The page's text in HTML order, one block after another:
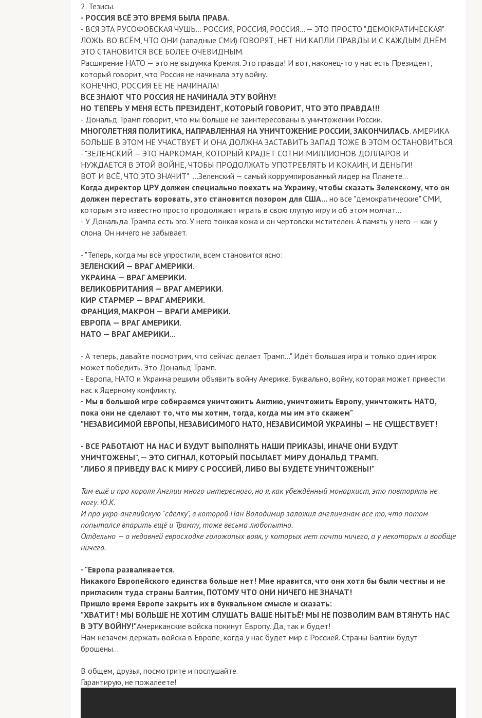
2. Тезисы.
- РОССИЯ ВСЁ ЭТО ВРЕМЯ БЫЛА ПРАВА.
- ВСЯ ЭТА РУСОФОБСКАЯ ЧУШЬ... РОССИЯ, РОССИЯ, РОССИЯ... — ЭТО ПРОСТО "ДЕМОКРАТИЧЕСКАЯ"
ЛОЖЬ. ВО ВСЁМ, ЧТО ОНИ (западные СМИ) ГОВОРЯТ, НЕТ НИ КАПЛИ ПРАВДЫ И С КАЖДЫМ ДНЁМ
ЭТО СТАНОВИТСЯ ВСЁ БОЛЕЕ ОЧЕВИДНЫМ.
Расширение НАТО — это не выдумка Кремля. Это правда! И вот, наконец-то у нас есть Президент,
который говорит, что Россия не начинала эту войну.
КОНЕЧНО, РОССИЯ ЕЁ НЕ НАЧИНАЛА!
ВСЕ ЗНАЮТ ЧТО РОССИЯ НЕ НАЧИНАЛА ЭТУ ВОЙНУ!
НО ТЕПЕРЬ У МЕНЯ ЕСТЬ ПРЕЗИДЕНТ, КОТОРЫЙ ГОВОРИТ, ЧТО ЭТО ПРАВДА!!!
- Дональд Трамп говорит, что мы больше не заинтересованы в уничтожении России.
МНОГОЛЕТНЯЯ ПОЛИТИКА, НАПРАВЛЕННАЯ НА УНИЧТОЖЕНИЕ РОССИИ, ЗАКОНЧИЛАСЬ. АМЕРИКА
БОЛЬШЕ В ЭТОМ НЕ УЧАСТВУЕТ И ОНА ДОЛЖНА ЗАСТАВИТЬ ЗАПАД ТОЖЕ В ЭТОМ ОСТАНОВИТЬСЯ.
- "ЗЕЛЕНСКИЙ — ЭТО НАРКОМАН, КОТОРЫЙ КРАДЁТ СОТНИ МИЛЛИОНОВ ДОЛЛАРОВ И
НУЖДАЕТСЯ В ЭТОЙ ВОЙНЕ, ЧТОБЫ ПРОДОЛЖАТЬ УПОТРЕБЛЯТЬ И КОКАИН, И ДЕНЬГИ!
ВОТ И ВСЁ, ЧТО ЭТО ЗНАЧИТ" ...Зеленский — самый коррумпированный лидер на Планете...
Когда директор ЦРУ должен специально поехать на Украину, чтобы сказать Зеленскому, что он
должен перестать воровать, это становится позором для США... но все "демократические" СМИ,
которым это известно просто продолжают играть в свою глупую игру и об этом молчат...
- У Дональда Трампа есть эго. У него тонкая кожа и он чертовски мстителен. А память у него — как у
слона. Он ничего не забывает.
- "Теперь, когда мы всё упростили, всем становится ясно:
ЗЕЛЕНСКИЙ — ВРАГ АМЕРИКИ.
УКРАИНА — ВРАГ АМЕРИКИ.
ВЕЛИКОБРИТАНИЯ — ВРАГ АМЕРИКИ.
КИР СТАРМЕР — ВРАГ АМЕРИКИ.
ФРАНЦИЯ, МАКРОН — ВРАГИ АМЕРИКИ.
ЕВРОПА — ВРАГ АМЕРИКИ.
НАТО — ВРАГ АМЕРИКИ...
- А теперь, давайте посмотрим, что сейчас делает Трамп..." Идёт большая игра и только один игрок
может победить. Это Дональд Трамп.
- Европа, НАТО и Украина решили объявить войну Америке. Буквально, войну, которая может привести
нас к Ядерному конфликту.
- Мы в большой игре собираемся уничтожить Англию, уничтожить Европу, уничтожить НАТО,
пока они не сделают то, что мы хотим, тогда, когда мы им это скажем"
"НЕЗАВИСИМОЙ ЕВРОПЫ, НЕЗАВИСИМОГО НАТО, НЕЗАВИСИМОЙ УКРАИНЫ — НЕ СУЩЕСТВУЕТ!
- ВСЕ РАБОТАЮТ НА НАС И БУДУТ ВЫПОЛНЯТЬ НАШИ ПРИКАЗЫ, ИНАЧЕ ОНИ БУДУТ
УНИЧТОЖЕНЫ", — ЭТО СИГНАЛ, КОТОРЫЙ ПОСЫЛАЕТ МИРУ ДОНАЛЬД ТРАМП.
"ЛИБО Я ПРИВЕДУ ВАС К МИРУ С РОССИЕЙ, ЛИБО ВЫ БУДЕТЕ УНИЧТОЖЕНЫ!"
Там ещё и про короля Англии много интересного, но я, как убеждённый монархист, это повторять не
могу. Ю.К.
И про укро-английскую "сделку", в которой Пан Володимир заложил англичанам всё то, что потом
попытался впарить ещё и Трампу, тоже весьма любопытно.
Отдельно — о недавней евросходке голожопых вояк, у которых нет почти ничего, а у некоторых и вообще
ничего.
- "Европа разваливается.
Никакого Европейского единства больше нет! Мне нравится, что они хотя бы были честны и не
пригласили туда страны Балтии, ПОТОМУ ЧТО ОНИ НИЧЕГО НЕ ЗНАЧАТ!
Пришло время Европе закрыть их в буквальном смысле и сказать:
"ХВАТИТ! МЫ БОЛЬШЕ НЕ ХОТИМ СЛУШАТЬ ВАШЕ НЫТЬЁ! МЫ НЕ ПОЗВОЛИМ ВАМ ВТЯНУТЬ НАС
В ЭТУ ВОЙНУ!"Американские войска покинут Европу. Да, так и будет!
Нам незачем держать войска в Европе, когда у нас будет мир с Россией. Страны Балтии будут
брошены...
В общем, друзья, посмотрите и послушайте.
Гарантирую, не пожалеете!